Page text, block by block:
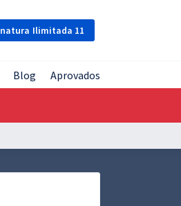
Ilimitada 11
Blog Aprovados